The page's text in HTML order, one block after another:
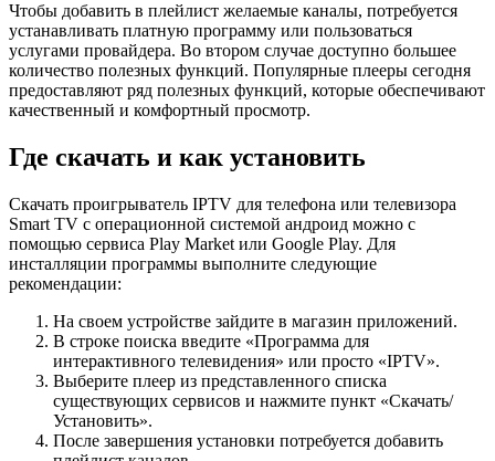
Чтобы добавить в плейлист желаемые каналы, потребуется
устанавливать платную программу или пользоваться
услугами провайдера. Во втором случае доступно большее
количество полезных функций. Популярные плееры сегодня
предоставляют ряд полезных функций, которые обеспечивают
качественный и комфортный просмотр.
Где скачать и как установить
Скачать проигрыватель IPTV для телефона или телевизора
Smart TV с операционной системой андроид можно с
помощью сервиса Play Market или Google Play. Для
инсталляции программы выполните следующие
рекомендации:
На своем устройстве зайдите в магазин приложений.
В строке поиска введите «Программа для
интерактивного телевидения» или просто «IPTV».
Выберите плеер из представленного списка
существующих сервисов и нажмите пункт «Скачать/
Установить».
После завершения установки потребуется добавить